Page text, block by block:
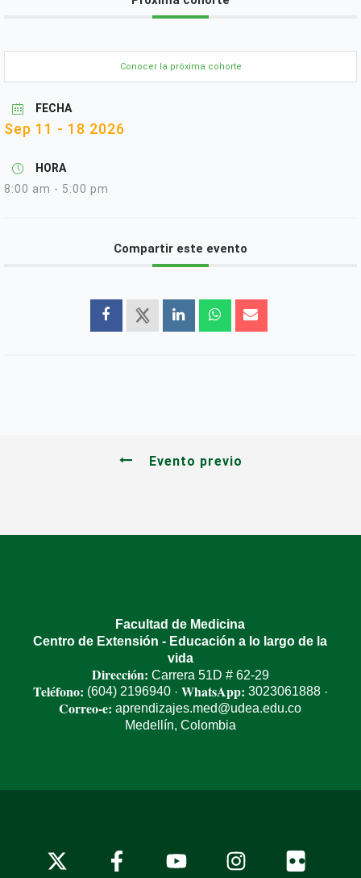
Conocer la próxima cohorte
FECHA
Sep 11 - 18 2026
HORA
8:00 am - 5:00 pm
Compartir este evento
Evento previo
Facultad de Medicina
Centro de Extensión - Educación a lo largo de la
vida
Dirección: Carrera 51D # 62-29
Teléfono: (604) 2196940· WhatsApp: 3023061888·
Correo-e: aprendizajes.med@udea.edu.co
Medellín, Colombia